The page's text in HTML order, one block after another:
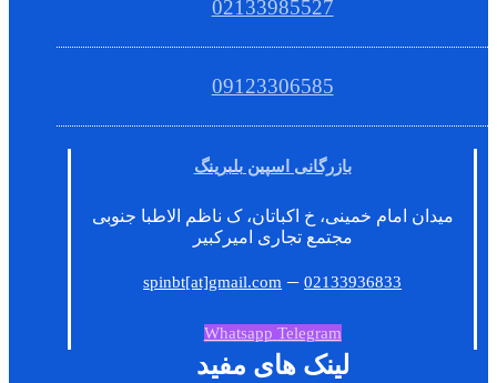
02133985527
09123306585
بازرگانی اسپین بلبرینگ
میدان امام خمینی، خ اکباتان، ک ناظم الاطبا جنوبی
مجتمع تجاری امیرکبیر
spinbt[at]gmail.com –02133936833
Whatsapp Telegram
لینک های مفید